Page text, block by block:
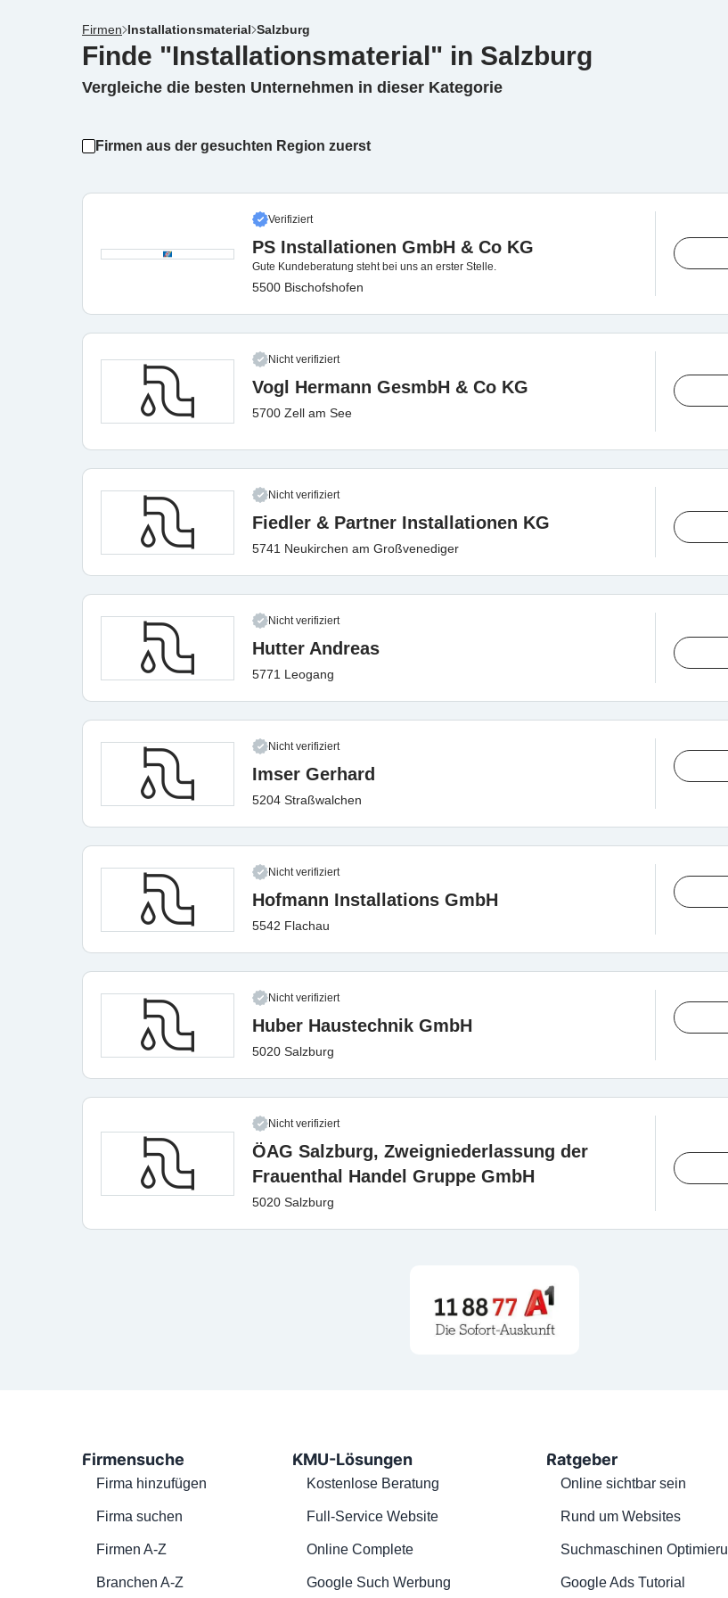
Firmen Installationsmaterial Salzburg
Finde "Installationsmaterial" in Salzburg
Vergleiche die besten Unternehmen in dieser Kategorie
Firmen aus der gesuchten Region zuerst
Verifiziert
PS Installationen GmbH & Co KG
Gute Kundeberatung steht bei uns an erster Stelle.
5500 Bischofshofen
Nicht verifiziert
Vogl Hermann GesmbH & Co KG
5700 Zell am See
Nicht verifiziert
Fiedler & Partner Installationen KG
5741 Neukirchen am Großvenediger
Nicht verifiziert
Hutter Andreas
5771 Leogang
Nicht verifiziert
Imser Gerhard
5204 Straßwalchen
Nicht verifiziert
Hofmann Installations GmbH
5542 Flachau
Nicht verifiziert
Huber Haustechnik GmbH
5020 Salzburg
Nicht verifiziert
ÖAG Salzburg, Zweigniederlassung der
Frauenthal Handel Gruppe GmbH
5020 Salzburg
Firmensuche
Firma hinzufügen
Firma suchen
Firmen A-Z
Branchen A-Z
KMU-Lösungen
Kostenlose Beratung
Full-Service Website
Online Complete
Google Such Werbung
Ratgeber
Online sichtbar sein
Rund um Websites
Suchmaschinen
Google Ads Tutorial